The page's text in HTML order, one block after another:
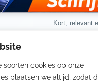
cookies op onze
plaatsen we altijd, zodat
Kort, relevant